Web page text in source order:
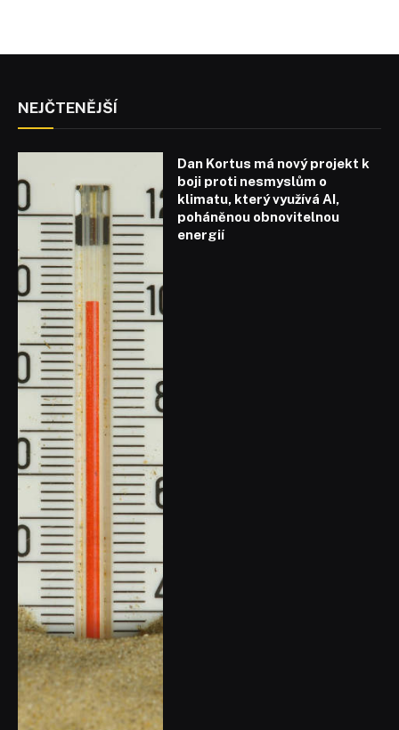
NEJČTENĚJŠÍ
Dan Kortus má nový projekt k
boji proti nesmyslům o
klimatu, který využívá AI,
poháněnou obnovitelnou
energií